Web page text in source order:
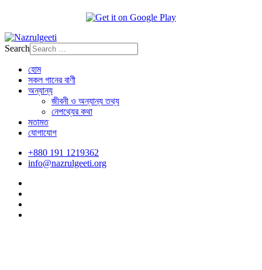
Search
হোম
সকল গানের বাণী
অন্যান্য
জীবনী ও অন্যান্য তথ্য
নেপথ্যের কথা
মতামত
যোগাযোগ
+880 191 1219362
info@nazrulgeeti.org